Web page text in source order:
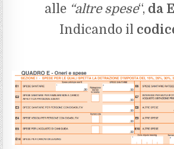
alle “altre spese“, da
Indicando il